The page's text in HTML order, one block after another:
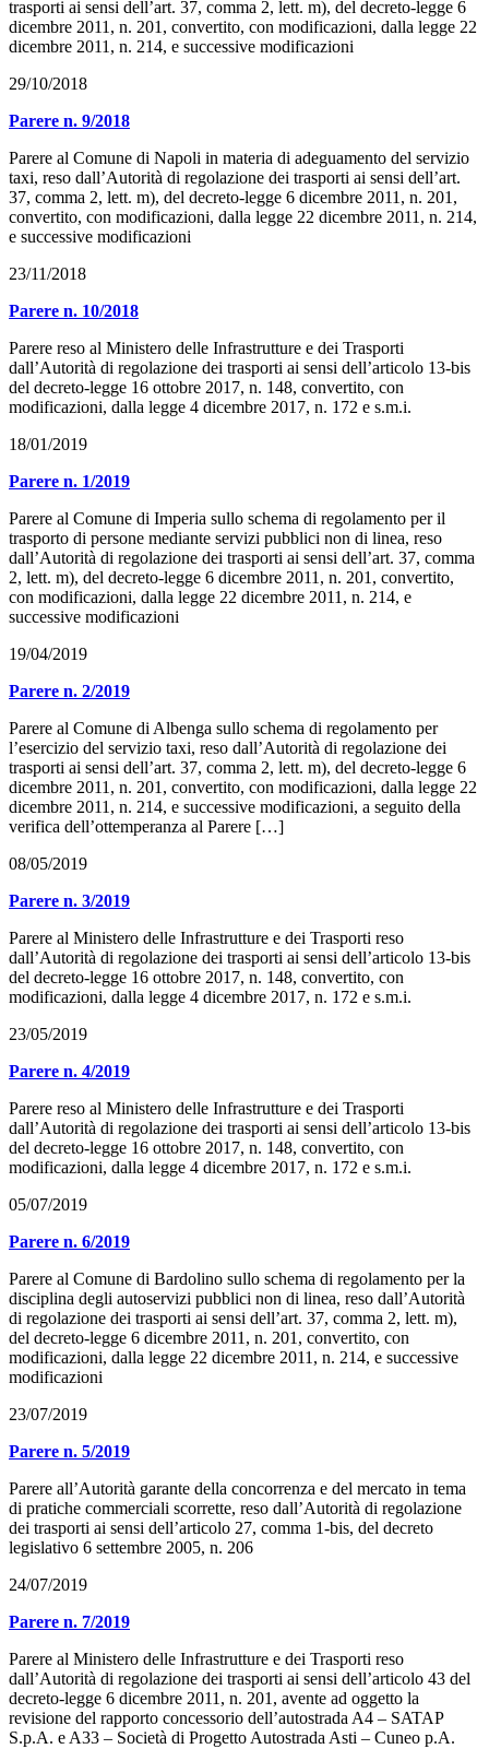
trasporti ai sensi dell’art. 37, comma 2, lett. m), del decreto-legge 6
dicembre 2011, n. 201, convertito, con modificazioni, dalla legge 22
dicembre 2011, n. 214, e successive modificazioni
29/10/2018
Parere n. 9/2018
Parere al Comune di Napoli in materia di adeguamento del servizio
taxi, reso dall’Autorità di regolazione dei trasporti ai sensi dell’art.
37, comma 2, lett. m), del decreto-legge 6 dicembre 2011, n. 201,
convertito, con modificazioni, dalla legge 22 dicembre 2011, n. 214,
e successive modificazioni
23/11/2018
Parere n. 10/2018
Parere reso al Ministero delle Infrastrutture e dei Trasporti
dall’Autorità di regolazione dei trasporti ai sensi dell’articolo 13-bis
del decreto-legge 16 ottobre 2017, n. 148, convertito, con
modificazioni, dalla legge 4 dicembre 2017, n. 172 e s.m.i.
18/01/2019
Parere n. 1/2019
Parere al Comune di Imperia sullo schema di regolamento per il
trasporto di persone mediante servizi pubblici non di linea, reso
dall’Autorità di regolazione dei trasporti ai sensi dell’art. 37, comma
2, lett. m), del decreto-legge 6 dicembre 2011, n. 201, convertito,
con modificazioni, dalla legge 22 dicembre 2011, n. 214, e
successive modificazioni
19/04/2019
Parere n. 2/2019
Parere al Comune di Albenga sullo schema di regolamento per
l’esercizio del servizio taxi, reso dall’Autorità di regolazione dei
trasporti ai sensi dell’art. 37, comma 2, lett. m), del decreto-legge 6
dicembre 2011, n. 201, convertito, con modificazioni, dalla legge 22
dicembre 2011, n. 214, e successive modificazioni, a seguito della
verifica dell’ottemperanza al Parere […]
08/05/2019
Parere n. 3/2019
Parere al Ministero delle Infrastrutture e dei Trasporti reso
dall’Autorità di regolazione dei trasporti ai sensi dell’articolo 13-bis
del decreto-legge 16 ottobre 2017, n. 148, convertito, con
modificazioni, dalla legge 4 dicembre 2017, n. 172 e s.m.i.
23/05/2019
Parere n. 4/2019
Parere reso al Ministero delle Infrastrutture e dei Trasporti
dall’Autorità di regolazione dei trasporti ai sensi dell’articolo 13-bis
del decreto-legge 16 ottobre 2017, n. 148, convertito, con
modificazioni, dalla legge 4 dicembre 2017, n. 172 e s.m.i.
05/07/2019
Parere n. 6/2019
Parere al Comune di Bardolino sullo schema di regolamento per la
disciplina degli autoservizi pubblici non di linea, reso dall’Autorità
di regolazione dei trasporti ai sensi dell’art. 37, comma 2, lett. m),
del decreto-legge 6 dicembre 2011, n. 201, convertito, con
modificazioni, dalla legge 22 dicembre 2011, n. 214, e successive
modificazioni
23/07/2019
Parere n. 5/2019
Parere all’Autorità garante della concorrenza e del mercato in tema
di pratiche commerciali scorrette, reso dall’Autorità di regolazione
dei trasporti ai sensi dell’articolo 27, comma 1-bis, del decreto
legislativo 6 settembre 2005, n. 206
24/07/2019
Parere n. 7/2019
Parere al Ministero delle Infrastrutture e dei Trasporti reso
dall’Autorità di regolazione dei trasporti ai sensi dell’articolo 43 del
decreto-legge 6 dicembre 2011, n. 201, avente ad oggetto la
revisione del rapporto concessorio dell’autostrada A4 – SATAP
S.p.A. e A33 – Società di Progetto Autostrada Asti – Cuneo p.A.